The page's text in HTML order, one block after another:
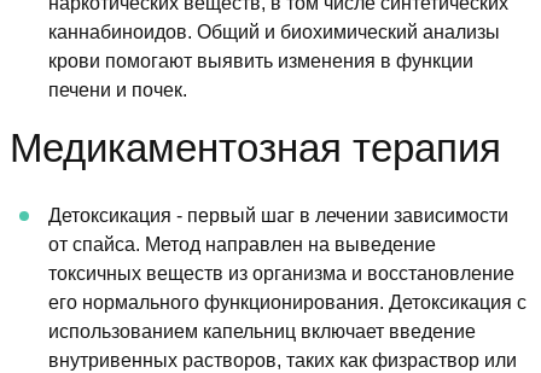
каннабиноидов. Общий и биохимический анализы
крови помогают выявить изменения в функции
печени и почек.
Медикаментозная терапия
Детоксикация - первый шаг в лечении зависимости
от спайса. Метод направлен на выведение
токсичных веществ из организма и восстановление
его нормального функционирования. Детоксикация с
использованием капельниц включает введение
внутривенных растворов, таких как физраствор или